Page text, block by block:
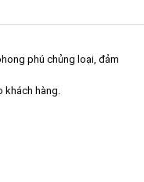
phú chủng loại, đảm
khách hàng.